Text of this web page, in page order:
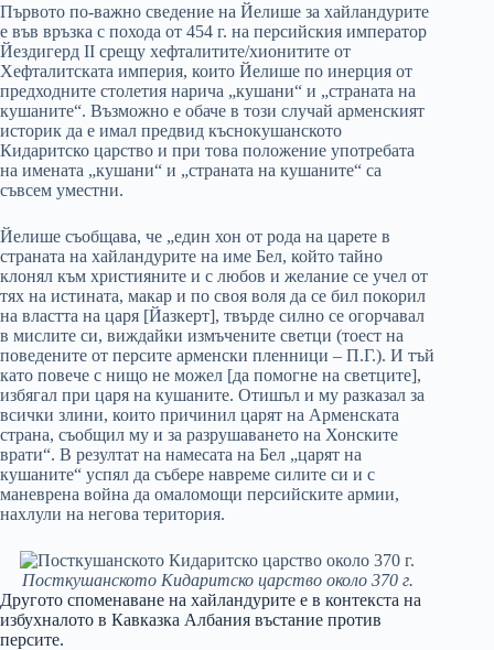
Първото по-важно сведение на Йелише за хайландурите
е във връзка с похода от 454 г. на персийския император
Йездигерд II срещу хефталитите/хионитите от
Хефталитската империя, които Йелише по инерция от
предходните столетия нарича „кушани“ и „страната на
кушаните“. Възможно е обаче в този случай арменският
историк да е имал предвид къснокушанското
Кидаритско царство и при това положение употребата
на имената „кушани“ и „страната на кушаните“ са
съвсем уместни.
Йелише съобщава, че „един хон от рода на царете в
страната на хайландурите на име Бел, който тайно
клонял към християните и с любов и желание се учел от
тях на истината, макар и по своя воля да се бил покорил
на властта на царя [Йазкерт], твърде силно се огорчавал
в мислите си, виждайки измъчените светци (тоест на
поведените от персите арменски пленници – П.Г.). И тъй
като повече с нищо не можел [да помогне на светците],
избягал при царя на кушаните. Отишъл и му разказал за
всички злини, които причинил царят на Арменската
страна, съобщил му и за разрушаването на Хонските
врати“. В резултат на намесата на Бел „царят на
кушаните“ успял да събере навреме силите си и с
маневрена война да омаломощи персийските армии,
нахлули на негова територия.
Посткушанското Кидаритско царство около 370 г.
Другото споменаване на хайландурите е в контекста на
избухналото в Кавказка Албания въстание против
персите.